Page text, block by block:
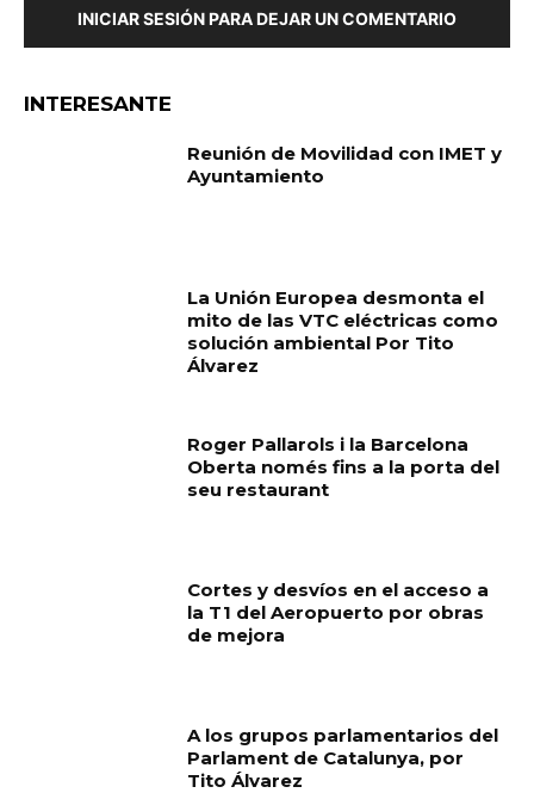
INICIAR SESIÓN PARA DEJAR UN COMENTARIO
INTERESANTE
Reunión de Movilidad con IMET y
Ayuntamiento
La Unión Europea desmonta el
mito de las VTC eléctricas como
solución ambiental Por Tito
Álvarez
Roger Pallarols i la Barcelona
Oberta només fins a la porta del
seu restaurant
Cortes y desvíos en el acceso a
la T1 del Aeropuerto por obras
de mejora
A los grupos parlamentarios del
Parlament de Catalunya, por
Tito Álvarez